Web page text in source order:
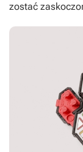
zostać